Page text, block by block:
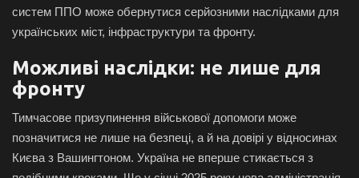
систем ППО може обернутися серйозними наслідками для
українських міст, інфраструктури та фронту.
Можливі наслідки: не лише для
фронту
Тимчасове призупинення військової допомоги може
позначитися не лише на безпеці, а й на довірі у відносинах
Києва з Вашингтоном. Україна не вперше стикається з